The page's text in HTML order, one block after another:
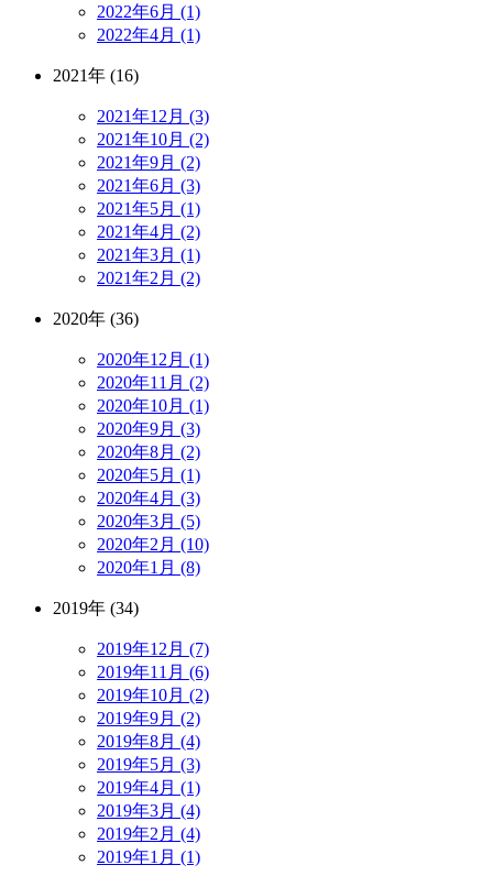
2022年6月 (1)
2022年4月 (1)
2021年 (16)
2021年12月 (3)
2021年10月 (2)
2021年9月 (2)
2021年6月 (3)
2021年5月 (1)
2021年4月 (2)
2021年3月 (1)
2021年2月 (2)
2020年 (36)
2020年12月 (1)
2020年11月 (2)
2020年10月 (1)
2020年9月 (3)
2020年8月 (2)
2020年5月 (1)
2020年4月 (3)
2020年3月 (5)
2020年2月 (10)
2020年1月 (8)
2019年 (34)
2019年12月 (7)
2019年11月 (6)
2019年10月 (2)
2019年9月 (2)
2019年8月 (4)
2019年5月 (3)
2019年4月 (1)
2019年3月 (4)
2019年2月 (4)
2019年1月 (1)